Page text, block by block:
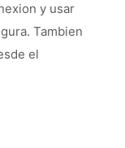
y usar
Tambien
el